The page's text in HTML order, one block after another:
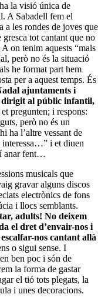
la visió única de
A Sabadell fem el
a les rondes de joves que
tot cantant que no
on tenim aquests “mals
però no és la situació
he format part hem
per a aquest temps. És
ajuntaments i
dirigit al públic infantil,
pregunten; i respons:
però no és un
ha l’altre vessant de
interessa…” i et diuen
anar fent…
musicals que
gravar alguns discos
electrònics de fons
i llocs semblants.
adults! No deixem
el dret d’envair-nos i
nos cantant allà
o sigui sense. I
ben poc i són de
la forma de gastar
el tió tots plegats, la
i unes decoracions.